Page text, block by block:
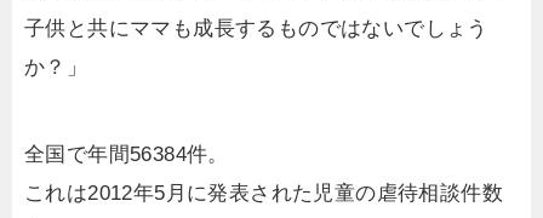
子供と共にママも成長するものではないでしょう
か？」
全国で年間56384件。
これは2012年5月に発表された児童の虐待相談件数